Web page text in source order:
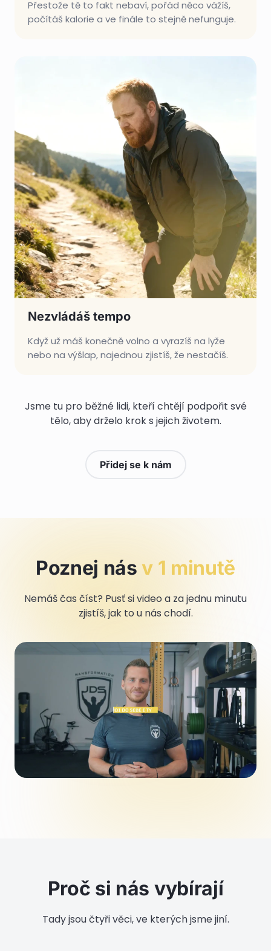
Přestože tě to fakt nebaví, pořád něco vážíš,
počítáš kalorie a ve finále to stejně nefunguje.
Nezvládáš tempo
Když už máš konečně volno a vyrazíš na lyže
nebo na výšlap, najednou zjistíš, že nestačíš.
Jsme tu pro běžné lidi, kteří chtějí podpořit své
tělo, aby drželo krok s jejich životem.
Přidej se k nám
Poznej násv 1 minutě
Nemáš čas číst? Pusť si video a za jednu minutu
zjistíš, jak to u nás chodí.
Proč si nás vybírají
Tady jsou čtyři věci, ve kterých jsme jiní.